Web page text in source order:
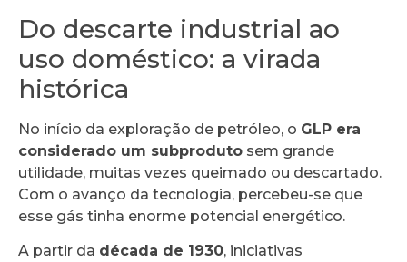
Do descarte industrial ao
uso doméstico: a virada
histórica
No início da exploração de petróleo, o GLP era
considerado um subproduto sem grande
utilidade, muitas vezes queimado ou descartado.
Com o avanço da tecnologia, percebeu-se que
esse gás tinha enorme potencial energético.
A partir da década de 1930, iniciativas